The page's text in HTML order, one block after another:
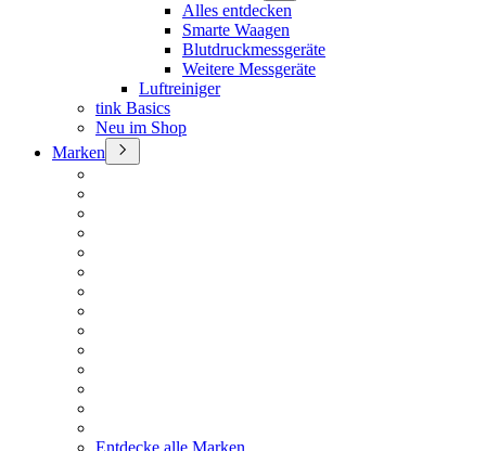
Alles entdecken
Smarte Waagen
Blutdruckmessgeräte
Weitere Messgeräte
Luftreiniger
tink Basics
Neu im Shop
Marken
Entdecke alle Marken